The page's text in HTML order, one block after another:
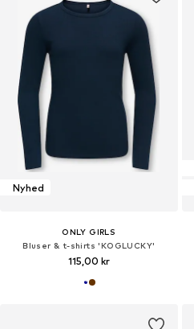
Nyhed
ONLY GIRLS
Bluser & t-shirts 'KOGLUCKY'
115,00 kr